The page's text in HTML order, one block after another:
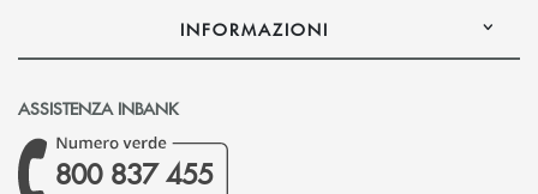
INFORMAZIONI
ASSISTENZA INBANK
800 837 455